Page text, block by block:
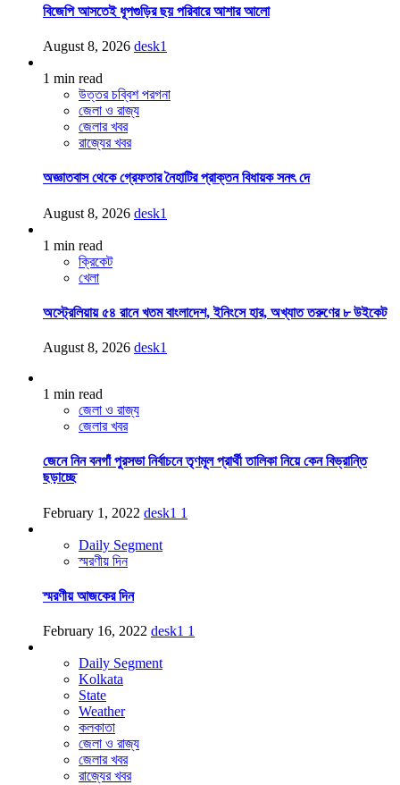
বিজেপি আসতেই ধূপগুড়ির ছয় পরিবারে আশার আলো
August 8, 2026 desk1
1 min read
উত্তর চব্বিশ পরগনা
জেলা ও রাজ্য
জেলার খবর
রাজ্যের খবর
অজ্ঞাতবাস থেকে গ্রেফতার নৈহাটির প্রাক্তন বিধায়ক সনৎ দে
August 8, 2026 desk1
1 min read
ক্রিকেট
খেলা
অস্ট্রেলিয়ায় ৫৪ রানে খতম বাংলাদেশ, ইনিংসে হার, অখ্যাত তরুণের ৮ উইকেট
August 8, 2026 desk1
1 min read
জেলা ও রাজ্য
জেলার খবর
জেনে নিন বনগাঁ পুরসভা নির্বাচনে তৃণমূল প্রার্থী তালিকা নিয়ে কেন বিভ্রান্তি
ছড়াচ্ছে
February 1, 2022 desk1 1
Daily Segment
স্মরণীয় দিন
স্মরণীয় আজকের দিন
February 16, 2022 desk1 1
Daily Segment
Kolkata
State
Weather
কলকাতা
জেলা ও রাজ্য
জেলার খবর
রাজ্যের খবর